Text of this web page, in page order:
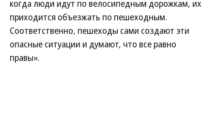
когда люди идут по велосипедным дорожкам, их
приходится объезжать по пешеходным.
Соответственно, пешеходы сами создают эти
опасные ситуации и думают, что все равно
правы».